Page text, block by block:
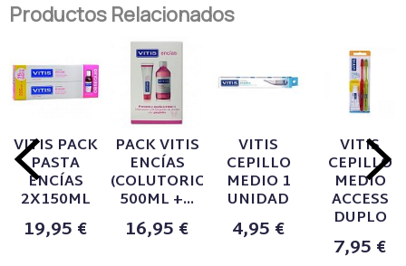
Productos Relacionados
VITIS PACK
PASTA
ENCÍAS
2X150ML
19,95 €
PACK VITIS
ENCÍAS
(COLUTORIO
500ML +...
16,95 €
VITIS
CEPILLO
MEDIO 1
UNIDAD
4,95 €
VITIS
CEPILLO
MEDIO
ACCESS
DUPLO
7,95 €